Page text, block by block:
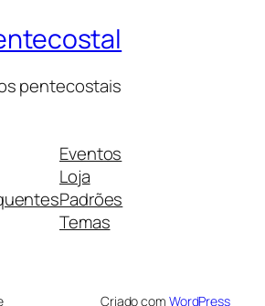
pentecostais
Eventos
Loja
Padrões
Temas
Criado com WordPress